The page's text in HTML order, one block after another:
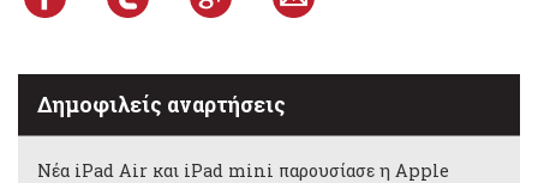
Δημοφιλείς αναρτήσεις
Νέα iPad Air και iPad mini παρουσίασε η Apple